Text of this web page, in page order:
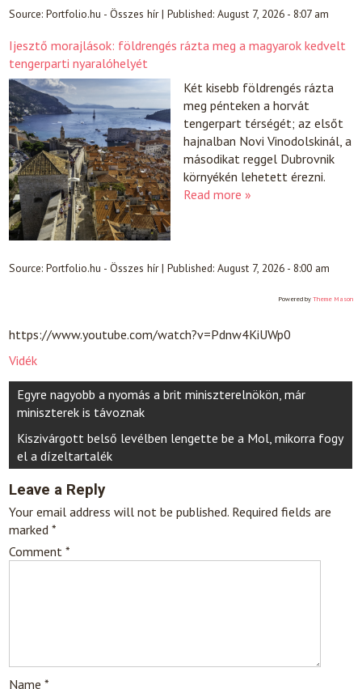
Source:Portfolio.hu - Összes hír|Published:August 7, 2026 - 8:07 am
Ijesztő morajlások: földrengés rázta meg a magyarok kedvelt
tengerparti nyaralóhelyét
Két kisebb földrengés rázta
meg pénteken a horvát
tengerpart térségét; az elsőt
hajnalban Novi Vinodolskinál, a
másodikat reggel Dubrovnik
környékén lehetett érezni.
Read more »
Source:Portfolio.hu - Összes hír|Published:August 7, 2026 - 8:00 am
Powered by Theme Mason
https://www.youtube.com/watch?v=Pdnw4KiUWp0
Vidék
Post
navigation
Egyre nagyobb a nyomás a brit miniszterelnökön, már
miniszterek is távoznak
Kiszivárgott belső levélben lengette be a Mol, mikorra fogy
el a dízeltartalék
Leave a Reply
Your email address will not be published. Required fields are
marked*
Comment*
Name*